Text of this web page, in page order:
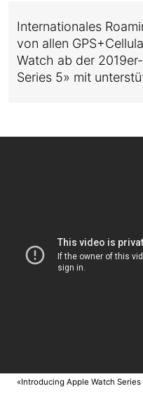
Internationales
von allen
Watch ab der
Series 5» mit
«Introducing Apple Watch Series